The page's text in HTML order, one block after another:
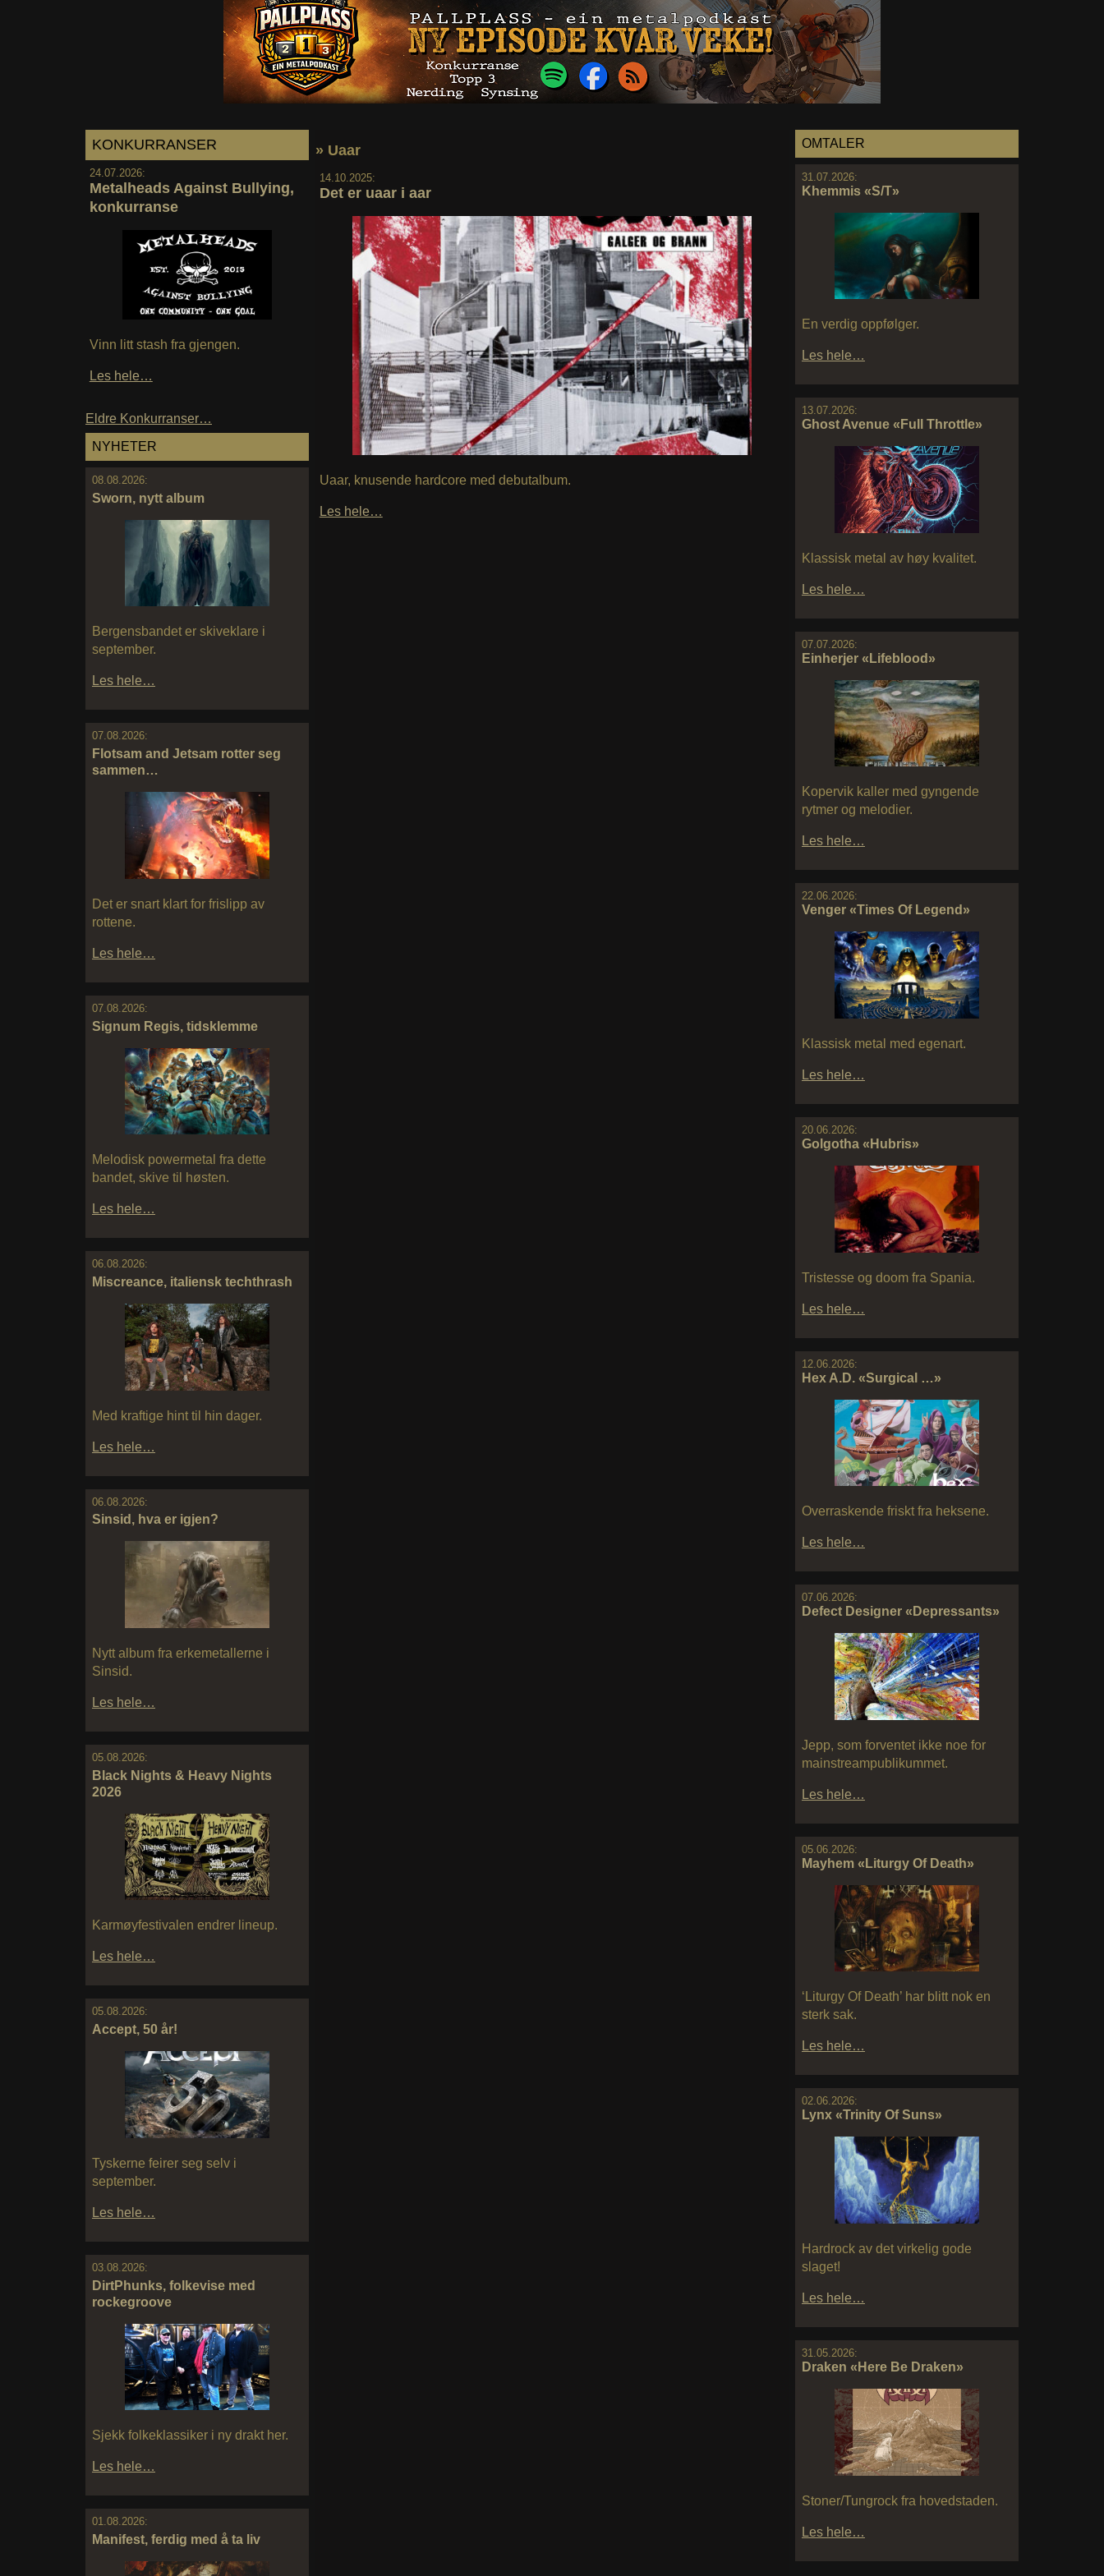
KONKURRANSER
24.07.2026:
Metalheads Against Bullying,
konkurranse
Vinn litt stash fra gjengen.
Les hele…
Eldre Konkurranser…
NYHETER
08.08.2026:
Sworn, nytt album
Bergensbandet er skiveklare i
september.
Les hele…
07.08.2026:
Flotsam and Jetsam rotter seg
sammen…
Det er snart klart for frislipp av
rottene.
Les hele…
07.08.2026:
Signum Regis, tidsklemme
Melodisk powermetal fra dette
bandet, skive til høsten.
Les hele…
06.08.2026:
Miscreance, italiensk techthrash
Med kraftige hint til hin dager.
Les hele…
06.08.2026:
Sinsid, hva er igjen?
Nytt album fra erkemetallerne i
Sinsid.
Les hele…
05.08.2026:
Black Nights & Heavy Nights
2026
Karmøyfestivalen endrer lineup.
Les hele…
05.08.2026:
Accept, 50 år!
Tyskerne feirer seg selv i
september.
Les hele…
03.08.2026:
DirtPhunks, folkevise med
rockegroove
Sjekk folkeklassiker i ny drakt her.
Les hele…
01.08.2026:
Manifest, ferdig med å ta liv
OMTALER
31.07.2026:
Khemmis «S/T»
En verdig oppfølger.
Les hele…
13.07.2026:
Ghost Avenue «Full Throttle»
Klassisk metal av høy kvalitet.
Les hele…
07.07.2026:
Einherjer «Lifeblood»
Kopervik kaller med gyngende
rytmer og melodier.
Les hele…
22.06.2026:
Venger «Times Of Legend»
Klassisk metal med egenart.
Les hele…
20.06.2026:
Golgotha «Hubris»
Tristesse og doom fra Spania.
Les hele…
12.06.2026:
Hex A.D. «Surgical …»
Overraskende friskt fra heksene.
Les hele…
07.06.2026:
Defect Designer «Depressants»
Jepp, som forventet ikke noe for
mainstreampublikummet.
Les hele…
05.06.2026:
Mayhem «Liturgy Of Death»
‘Liturgy Of Death’ har blitt nok en
sterk sak.
Les hele…
02.06.2026:
Lynx «Trinity Of Suns»
Hardrock av det virkelig gode
slaget!
Les hele…
31.05.2026:
Draken «Here Be Draken»
Stoner/Tungrock fra hovedstaden.
Les hele…
» Uaar
14.10.2025:
Det er uaar i aar
Uaar, knusende hardcore med debutalbum.
Les hele…